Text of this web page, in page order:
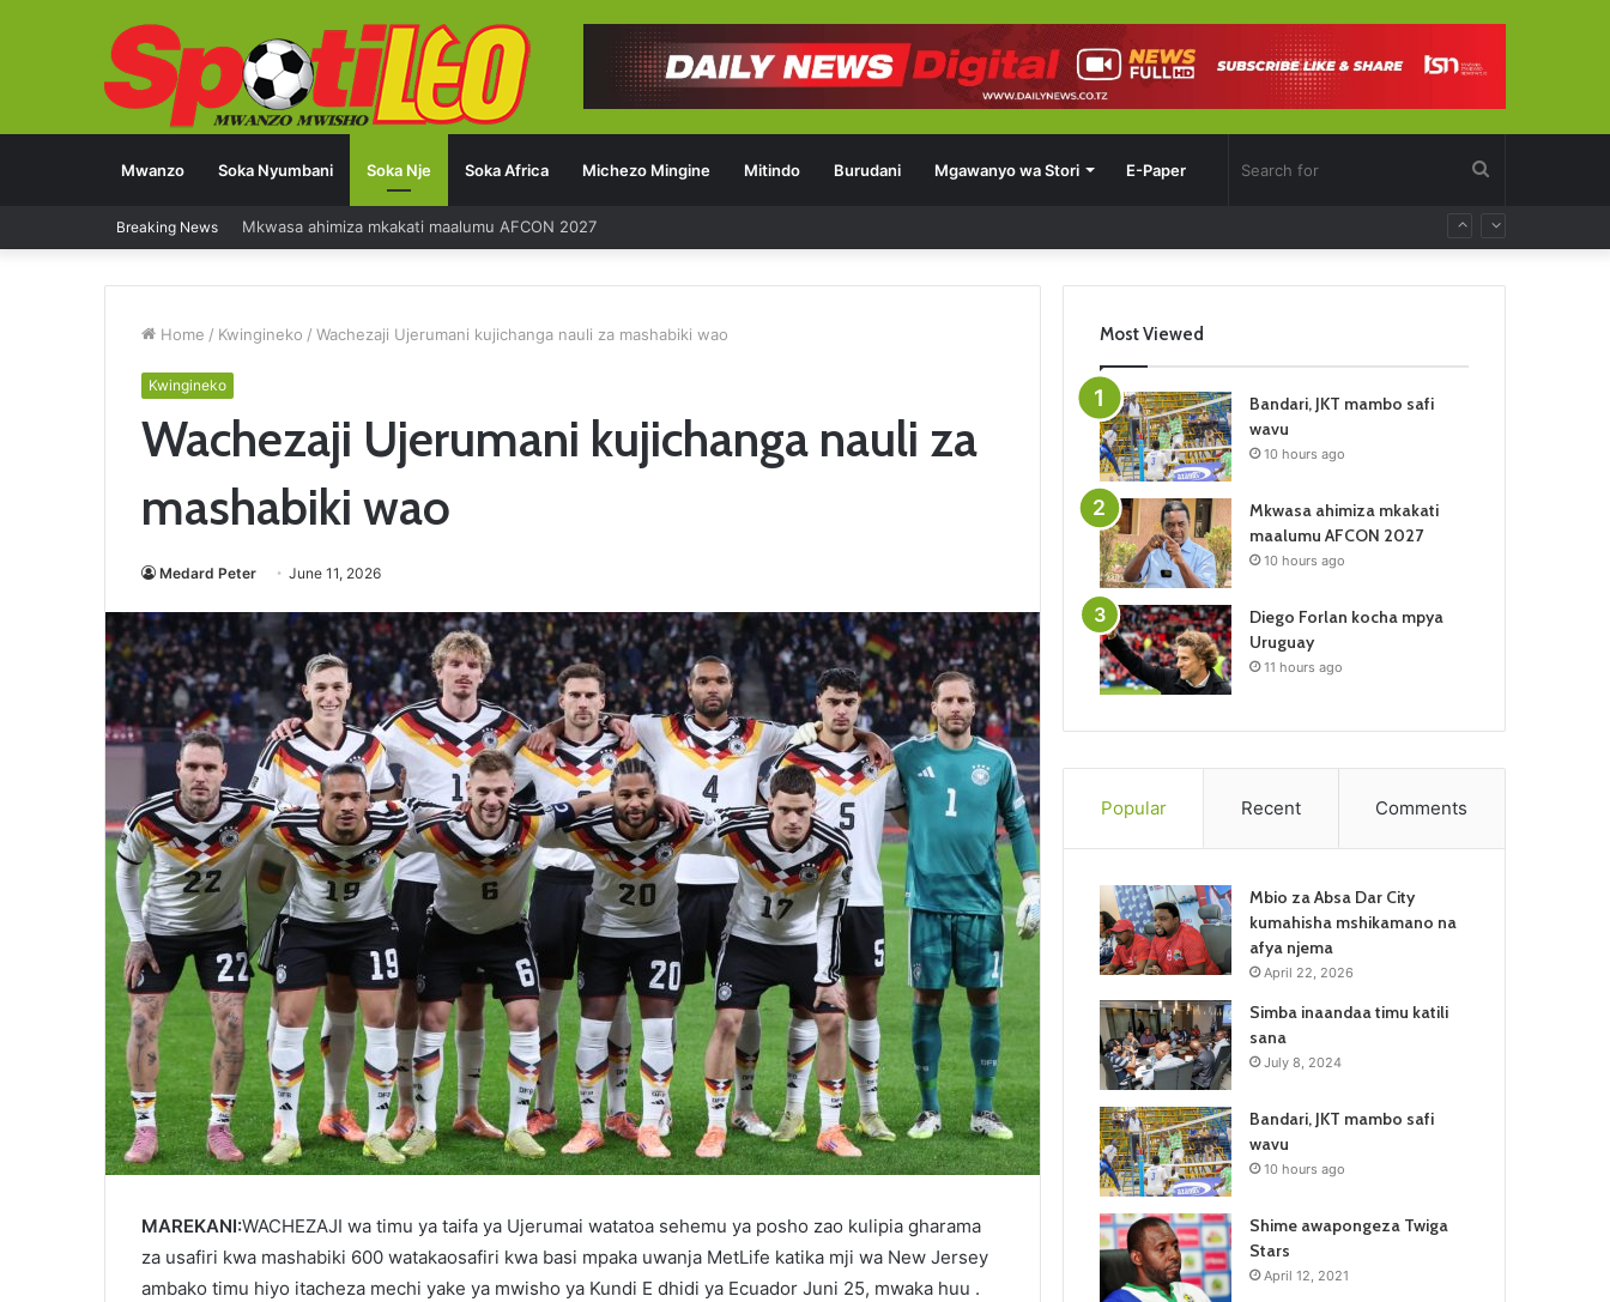
Mwanzo Soka Nyumbani Soka Nje Soka Africa Michezo Mingine Mitindo Burudani Mgawanyo wa Stori E-Paper
Breaking News
Home / Kwingineko / Wachezaji Ujerumani kujichanga nauli za mashabiki wao
Kwingineko
Wachezaji Ujerumani kujichanga nauli za
mashabiki wao
Medard Peter June 11, 2026
MAREKANI:WACHEZAJI wa timu ya taifa ya Ujerumai watatoa sehemu ya posho zao kulipia gharama
za usafiri kwa mashabiki 600 watakaosafiri kwa basi mpaka uwanja MetLife katika mji wa New Jersey
ambako timu hiyo itacheza mechi yake ya mwisho ya Kundi E dhidi ya Ecuador Juni 25, mwaka huu .
Most Viewed
Bandari, JKT mambo safi
wavu
10 hours ago
Mkwasa ahimiza mkakati
maalumu AFCON 2027
10 hours ago
Diego Forlan kocha mpya
Uruguay
11 hours ago
Popular Recent Comments
Mbio za Absa Dar City
kumahisha mshikamano na
afya njema
April 22, 2026
Simba inaandaa timu katili
sana
July 8, 2024
Bandari, JKT mambo safi
wavu
10 hours ago
Shime awapongeza Twiga
Stars
April 12, 2021